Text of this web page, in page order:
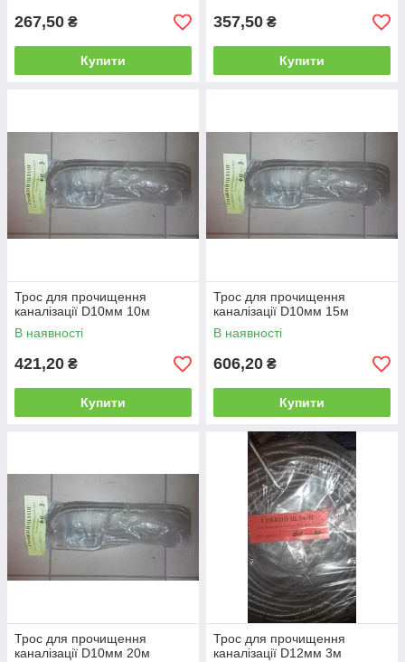
267,50 ₴
Купити
357,50 ₴
Купити
Трос для прочищення
каналізації D10мм 10м
В наявності
421,20 ₴
Купити
Трос для прочищення
каналізації D10мм 15м
В наявності
606,20 ₴
Купити
Трос для прочищення
каналізації D10мм 20м
Трос для прочищення
каналізації D12мм 3м